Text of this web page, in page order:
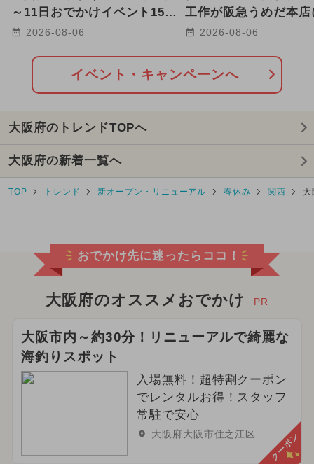
～11日おでかけイベント15選
水かけ・夜の水族館も
2026-08-06
工作が阪急うめだ本店
結！当日参加OKも、
2026-08-06
イベント・キャンペーンへ
大阪府のトレンドTOPへ
大阪府の新着一覧へ
TOP トレンド 新オープン・リニューアル 春休み 関西 大
おでかけ先に迷ったらココ！
大阪府のオススメおでかけ PR
大阪市内～約30分！リニューアルで綺麗な
海釣りスポット
入場無料！超特割クーポン
でレンタルお得！スタッフ
常駐で安心
大阪府大阪市住之江区 クーポン